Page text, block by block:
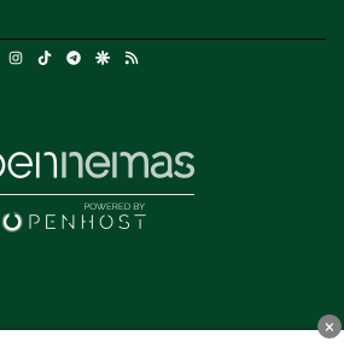
Instagram
TikTokTelegramGoogle Discover
×